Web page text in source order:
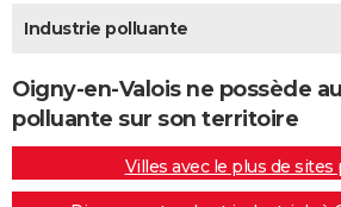
Destinations
City break
Voyage nature
Voyage de noces
Forum
Climat
+PHOTO
GUIDES D'ACHAT
BONS PLANS
CARTE DE VOEUX
Industrie polluante
Oigny-en-Valois ne possède
polluante sur son territoire
Villes avec le plus de sites